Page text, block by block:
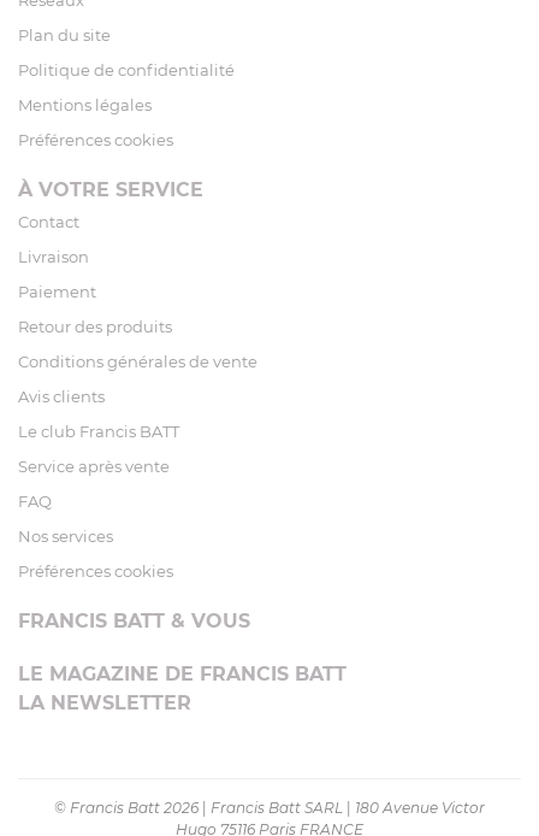
Plan du site
Politique de confidentialité
Mentions légales
Préférences cookies
À VOTRE SERVICE
Contact
Livraison
Paiement
Retour des produits
Conditions générales de vente
Avis clients
Le club Francis BATT
Service après vente
FAQ
Nos services
Préférences cookies
FRANCIS BATT & VOUS
LE MAGAZINE DE FRANCIS BATT
LA NEWSLETTER
© Francis Batt 2026 Francis Batt SARL
180 Avenue Victor
Hugo 75116 Paris FRANCE